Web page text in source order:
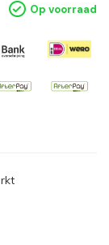
Op voorraad